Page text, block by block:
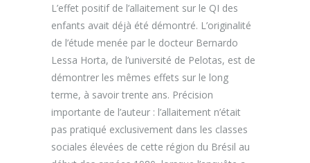
L’effet positif de l’allaitement sur le QI des
enfants avait déjà été démontré. L’originalité
de l’étude menée par le docteur Bernardo
Lessa Horta, de l’université de Pelotas, est de
démontrer les mêmes effets sur le long
terme, à savoir trente ans. Précision
importante de l’auteur : l’allaitement n’était
pas pratiqué exclusivement dans les classes
sociales élevées de cette région du Brésil au